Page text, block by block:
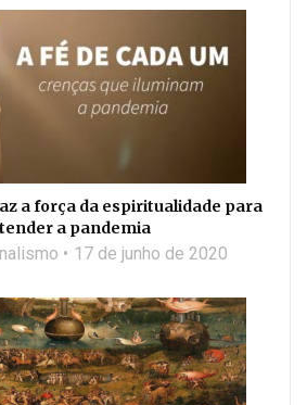
a força da espiritualidade para
a pandemia
17 de junho de 2020